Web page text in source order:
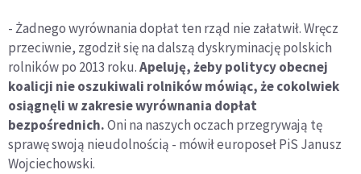
- Żadnego wyrównania dopłat ten rząd nie załatwił. Wręcz
przeciwnie, zgodził się na dalszą dyskryminację polskich
rolników po 2013 roku.Apeluję, żeby politycy obecnej
koalicji nie oszukiwali rolników mówiąc, że cokolwiek
osiągnęli w zakresie wyrównania dopłat
bezpośrednich.Oni na naszych oczach przegrywają tę
sprawę swoją nieudolnością - mówił europoseł PiS Janusz
Wojciechowski.